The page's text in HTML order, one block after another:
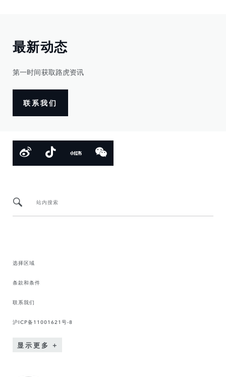
最新动态
第一时间获取路虎资讯
联系我们
站内搜索
选择区域
条款和条件
联系我们
沪ICP备11001621号-8
显示更多